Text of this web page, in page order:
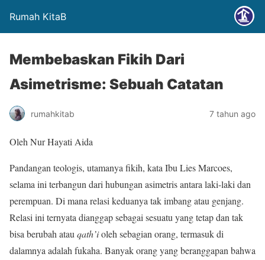
Rumah KitaB
Membebaskan Fikih Dari
Asimetrisme: Sebuah Catatan
rumahkitab 7 tahun ago
Oleh Nur Hayati Aida
Pandangan teologis, utamanya fikih, kata Ibu Lies Marcoes,
selama ini terbangun dari hubungan asimetris antara laki-laki dan
perempuan. Di mana relasi keduanya tak imbang atau genjang.
Relasi ini ternyata dianggap sebagai sesuatu yang tetap dan tak
bisa berubah atau qath’ioleh sebagian orang, termasuk di
dalamnya adalah fukaha. Banyak orang yang beranggapan bahwa